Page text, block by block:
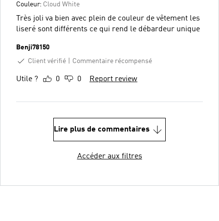
Couleur: Cloud White
Très joli va bien avec plein de couleur de vêtement les
liseré sont différents ce qui rend le débardeur unique
Benji78150
Client vérifié
Commentaire récompensé
Utile ? 0 0 Report review
Lire plus de commentaires
Accéder aux filtres